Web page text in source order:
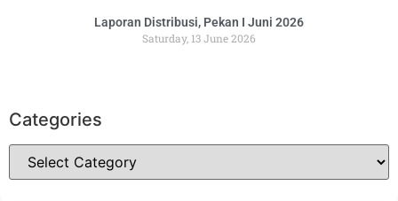
Laporan Distribusi, Pekan I Juni 2026
Saturday, 13 June 2026
Categories